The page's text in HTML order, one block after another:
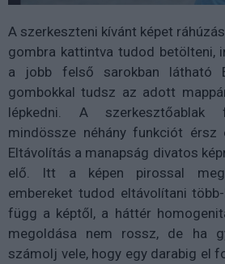
A szerkeszteni kívánt képet
gombra kattintva tudod betölteni,
a jobb felső sarokban látható
gombokkal tudsz az adott
lépkedni. A szerkesztőablak
mindössze néhány funkciót érsz
Eltávolítás a manapság divatos
elő. Itt a képen pirossal
embereket tudod eltávolítani
függ a képtől, a háttér
megoldása nem rossz, de ha
számolj vele, hogy egy darabig el